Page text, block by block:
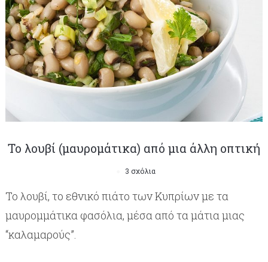
Το λουβί (μαυρομάτικα) από μια άλλη οπτική
3 σχόλια
Το λουβί, το εθνικό πιάτο των Κυπρίων με τα
μαυρομμάτικα φασόλια, μέσα από τα μάτια μιας
“καλαμαρούς”.